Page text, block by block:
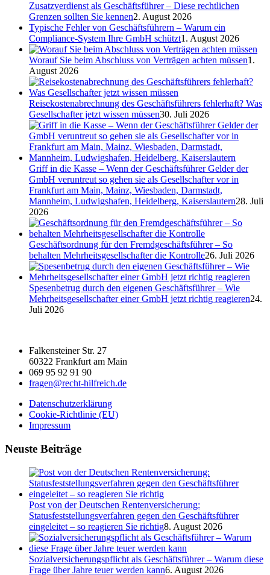
Zusatzverdienst als Geschäftsführer – Diese rechtlichen
Grenzen sollten Sie kennen2. August 2026
Typische Fehler von Geschäftsführern – Warum ein
Compliance-System Ihre GmbH schützt1. August 2026
Worauf Sie beim Abschluss von Verträgen achten müssen1.
August 2026
Reisekostenabrechnung des Geschäftsführers fehlerhaft? Was
Gesellschafter jetzt wissen müssen30. Juli 2026
Griff in die Kasse – Wenn der Geschäftsführer Gelder der
GmbH veruntreut so gehen sie als Gesellschafter vor in
Frankfurt am Main, Mainz, Wiesbaden, Darmstadt,
Mannheim, Ludwigshafen, Heidelberg, Kaiserslautern28. Juli
2026
Geschäftsordnung für den Fremdgeschäftsführer – So
behalten Mehrheitsgesellschafter die Kontrolle26. Juli 2026
Spesenbetrug durch den eigenen Geschäftsführer – Wie
Mehrheitsgesellschafter einer GmbH jetzt richtig reagieren24.
Juli 2026
Falkensteiner Str. 27
60322 Frankfurt am Main
069 95 92 91 90
fragen@recht-hilfreich.de
Datenschutzerklärung
Cookie-Richtlinie (EU)
Impressum
Neuste Beiträge
Post von der Deutschen Rentenversicherung:
Statusfeststellungsverfahren gegen den Geschäftsführer
eingeleitet – so reagieren Sie richtig8. August 2026
Sozialversicherungspflicht als Geschäftsführer – Warum diese
Frage über Jahre teuer werden kann6. August 2026